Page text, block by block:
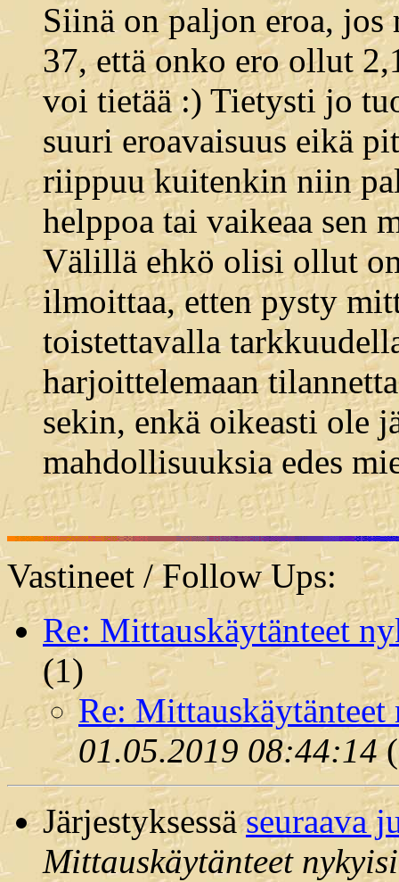
Siinä on paljon eroa,
37, että onko ero ollut
voi tietää :) Tietysti jo
suuri eroavaisuus eikä
riippuu kuitenkin niin
helppoa tai vaikeaa sen
Välillä ehkö olisi ollut
ilmoittaa, etten pysty
toistettavalla
harjoittelemaan
sekin, enkä oikeasti ole
mahdollisuuksia edes
Vastineet / Follow Ups:
Re: Mittauskäytänteet
(1)
Re:
01.05.2019 08:44:14(
Järjestyksessäseuraava
Mittauskäytänteet